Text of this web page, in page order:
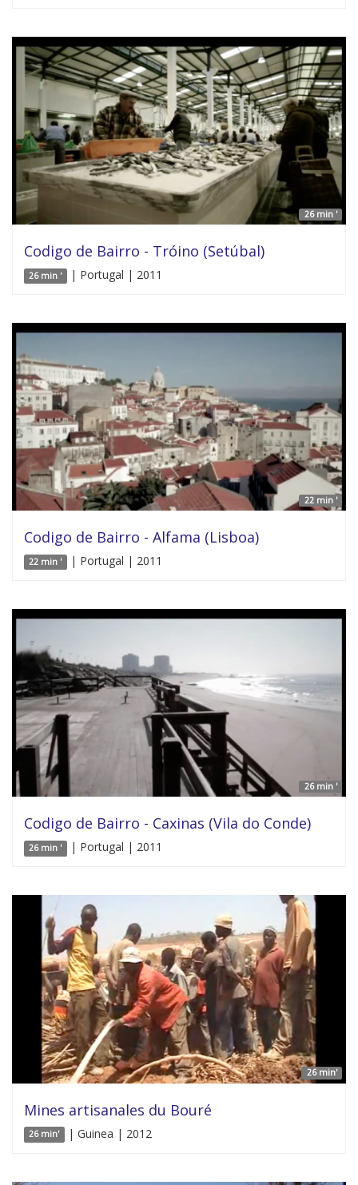
26 min '
Codigo de Bairro - Tróino (Setúbal)
26 min ' | Portugal | 2011
22 min '
Codigo de Bairro - Alfama (Lisboa)
22 min ' | Portugal | 2011
26 min '
Codigo de Bairro - Caxinas (Vila do Conde)
26 min ' | Portugal | 2011
26 min'
Mines artisanales du Bouré
26 min' | Guinea | 2012